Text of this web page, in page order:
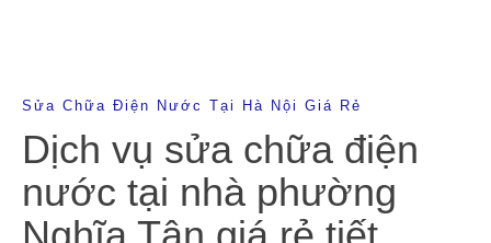
Sửa Chữa Điện Nước Tại Hà Nội Giá Rẻ
Dịch vụ sửa chữa điện
nước tại nhà phường